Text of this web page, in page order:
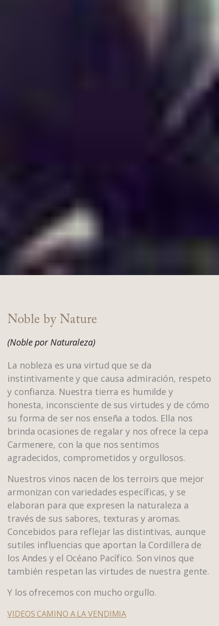
Noble by Nature
(Noble por Naturaleza)
La nobleza es una virtud que se da
instintivamente y que causa admiración, respeto
y confianza. Nuestra tierra es humilde y
honesta, inconsciente de sus virtudes y de cómo
su forma de ser nos enseña a todos. Ella nos
brinda ocasiones de regalar y nos ofrece la cepa
Carmenere, con la que nos sentimos
agradecidos, comprometidos y orgullosos.
Nuestros vinos nacen de los terroirs que mejor
armonizan con variedades específicas, y se
elaboran para que expresen la naturaleza a
través de sus sabores, texturas y aromas.
Concebidos para reflejar las distintivas, aunque
sutiles influencias que aportan la Cordillera de
los Andes y el Océano Pacífico. Son vinos que
también respetan las virtudes de nuestra gente.
Y los ofrecemos con mucho orgullo.
VIDEOS CAMINO A LA VENDIMIA